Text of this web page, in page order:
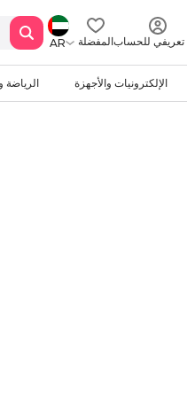
AR
المفضلة
الرياضة الإلكترونيات والأجهزة